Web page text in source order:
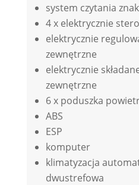
system czytania
4 x elektrycznie
elektrycznie
zewnętrzne
elektrycznie
zewnętrzne
6 x poduszka
ABS
ESP
komputer
klimatyzacja
dwustrefowa